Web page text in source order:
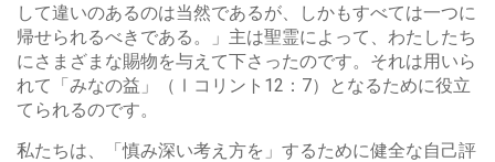
して違いのあるのは当然であるが、しかもすべては一つに
帰せられるべきである。」主は聖霊によって、わたしたち
にさまざまな賜物を与えて下さったのです。それは用いら
れて「みなの益」（Ⅰコリント12：7）となるために役立
てられるのです。
私たちは、「慎み深い考え方を」するために健全な自己評